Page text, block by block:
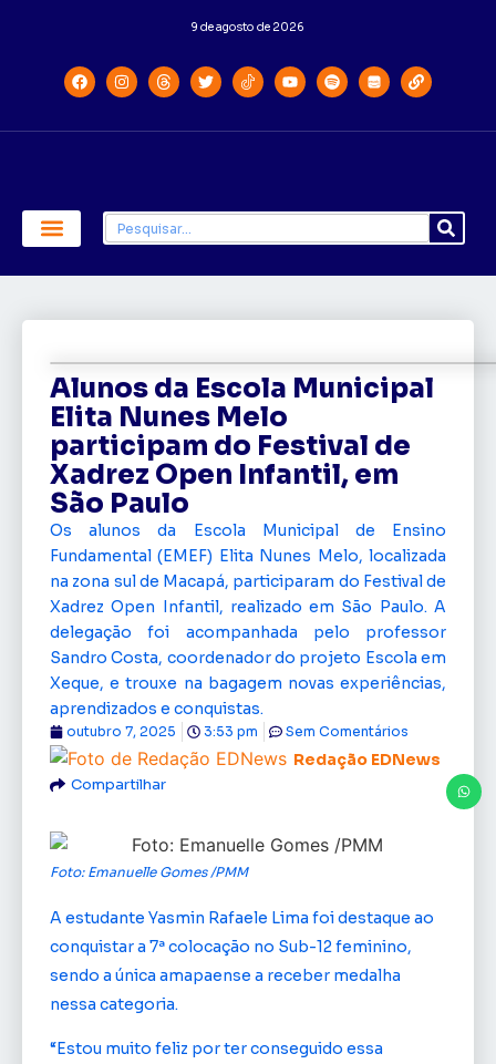
9 de agosto de 2026
Alunos da Escola Municipal
Elita Nunes Melo
participam do Festival de
Xadrez Open Infantil, em
São Paulo
Os alunos da Escola Municipal de Ensino
Fundamental (EMEF) Elita Nunes Melo, localizada
na zona sul de Macapá, participaram do Festival de
Xadrez Open Infantil, realizado em São Paulo. A
delegação foi acompanhada pelo professor
Sandro Costa, coordenador do projeto Escola em
Xeque, e trouxe na bagagem novas experiências,
aprendizados e conquistas.
Redação EDNews
outubro 7, 2025 3:53 pm Sem Comentários
Compartilhar
Foto: Emanuelle Gomes /PMM
A estudante Yasmin Rafaele Lima foi destaque ao
conquistar a 7ª colocação no Sub-12 feminino,
sendo a única amapaense a receber medalha
nessa categoria.
“Estou muito feliz por ter conseguido essa